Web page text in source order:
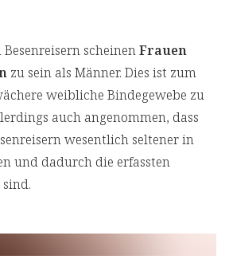
scheinenFrauen
zu sein als Männer. Dies ist zum
weibliche Bindegewebe zu
auch angenommen, dass
wesentlich seltener in
und dadurch die erfassten